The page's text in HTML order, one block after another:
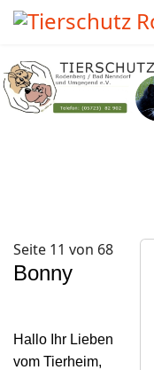
Seite 11 von 68
Bonny
Hallo Ihr Lieben
vom Tierheim,